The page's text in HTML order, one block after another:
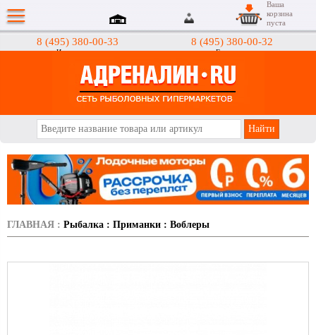
8 (495) 380-00-33
Интернет-магазин
8 (495) 380-00-32
Гипермаркеты
Ваша
корзина
пуста
ГЛАВНАЯ : Рыбалка : Приманки : Воблеры